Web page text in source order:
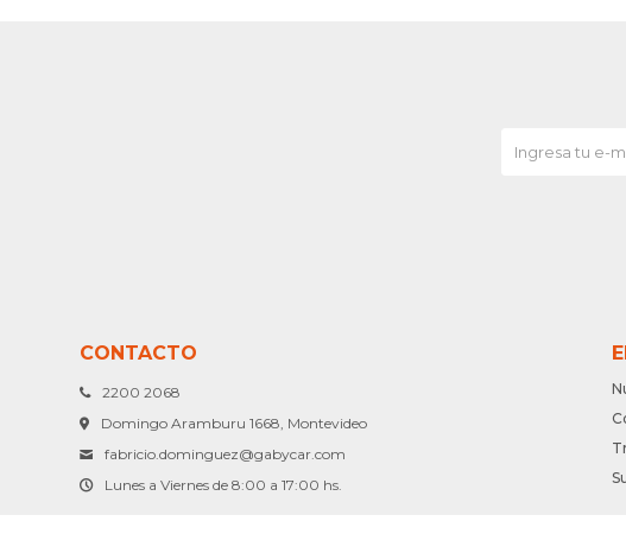
CONTACTO
2200 2068
Domingo Aramburu 1668, Montevideo
fabricio.dominguez@gabycar.com
Lunes a Viernes de 8:00 a 17:00 hs.